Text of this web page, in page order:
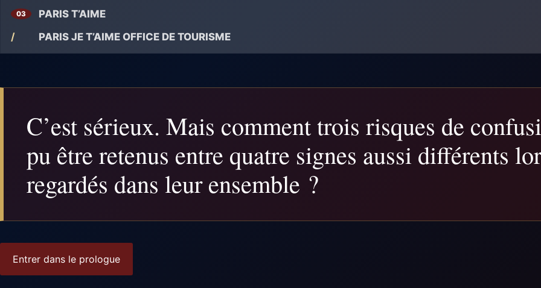
03
PARIS T’AIME
/
PARIS JE T’AIME OFFICE DE TOURISME
C’est sérieux. Mais comment trois risques de
pu être retenus entre quatre signes aussi différents
regardés dans leur ensemble ?
Entrer dans le prologue